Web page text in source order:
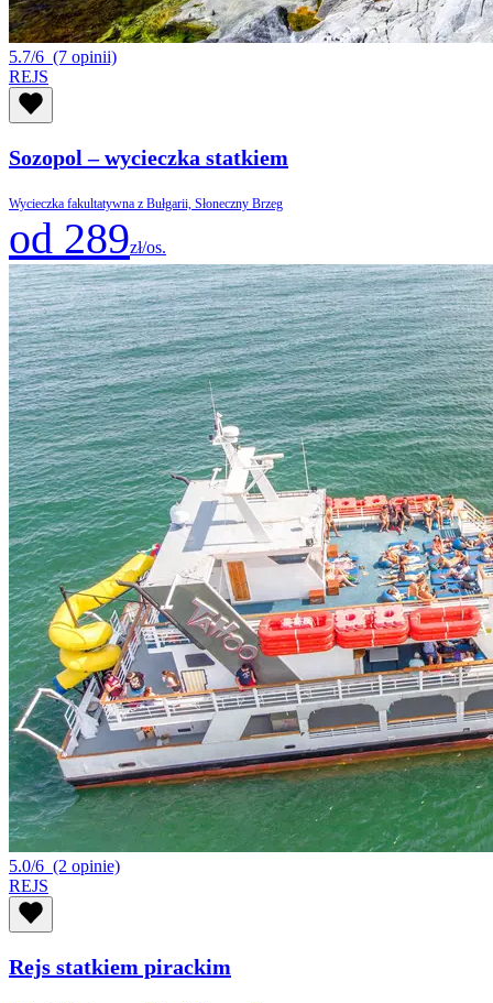
5.7/6 (7 opinii)
REJS
Sozopol – wycieczka statkiem
Wycieczka fakultatywna z Bułgarii, Słoneczny Brzeg
od 289zł/os.
5.0/6 (2 opinie)
REJS
Rejs statkiem pirackim